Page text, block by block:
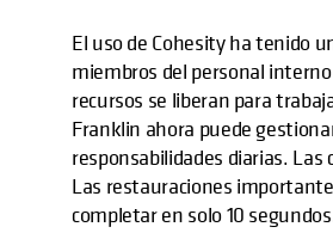
El uso de Cohesity ha tenido
miembros del personal
recursos se liberan para
Franklin ahora puede
responsabilidades diarias.
Las restauraciones
completar en solo 10